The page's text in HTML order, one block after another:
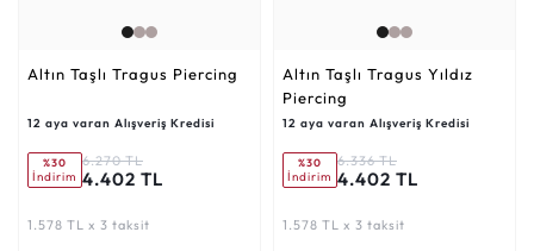
Altın Taşlı Tragus Piercing
12 aya varan Alışveriş Kredisi
%30
İndirim
6.270 TL
4.402 TL
1.578 TL x 3 taksit
Altın Taşlı Tragus Yıldız
Piercing
12 aya varan Alışveriş Kredisi
%30
İndirim
6.336 TL
4.402 TL
1.578 TL x 3 taksit